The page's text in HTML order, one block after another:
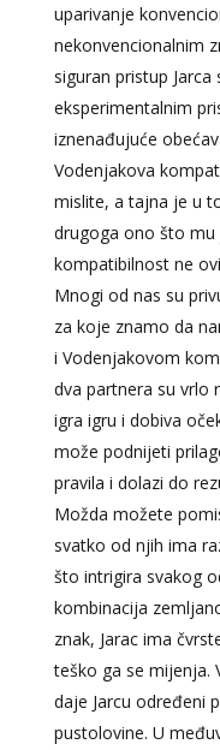
uparivanje
nekonvencionalnim
siguran pristup
eksperimentalnim
iznenađujuće
Vodenjakova
mislite, a tajna je u
drugoga ono što
kompatibilnost ne
Mnogi od nas su
za koje znamo da
i Vodenjakovom
dva partnera su vrlo
igra igru ​​i dobiva
može podnijeti
pravila i dolazi do
Možda možete
svatko od njih ima
što intrigira svakog
kombinacija
znak, Jarac ima
teško ga se mijenja.
daje Jarcu određeni
pustolovine. U